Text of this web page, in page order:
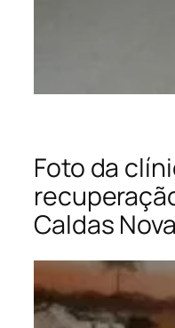
Foto da
Caldas